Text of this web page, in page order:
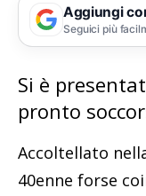
Aggiungi
Seguici più
Si è
pronto
Accoltellato
40enne forse